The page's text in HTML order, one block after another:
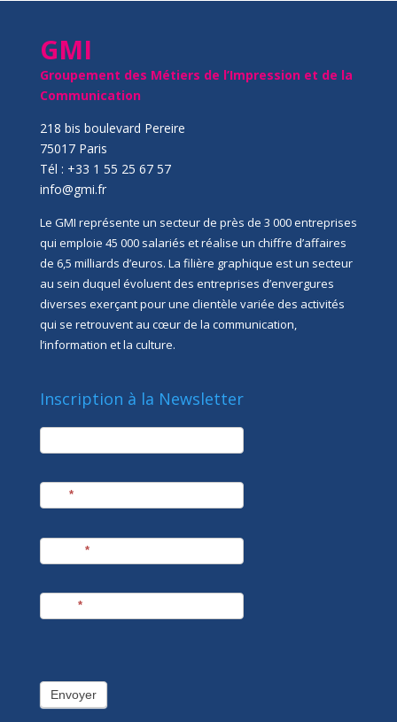
GMI
Groupement des Métiers de l’Impression et de la
Communication
218 bis boulevard Pereire
75017 Paris
Tél : +33 1 55 25 67 57
info@gmi.fr
Le GMI représente un secteur de près de 3 000 entreprises
qui emploie 45 000 salariés et réalise un chiffre d’affaires
de 6,5 milliards d’euros. La filière graphique est un secteur
au sein duquel évoluent des entreprises d’envergures
diverses exerçant pour une clientèle variée des activités
qui se retrouvent au cœur de la communication,
l’information et la culture.
Inscription à la Newsletter
newsletter
*
*
*
Envoyer